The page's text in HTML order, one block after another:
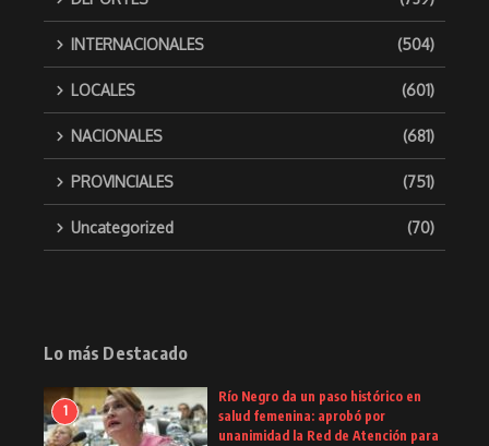
INTERNACIONALES (504)
LOCALES (601)
NACIONALES (681)
PROVINCIALES (751)
Uncategorized (70)
Lo más Destacado
1
Río Negro da un paso histórico en
salud femenina: aprobó por
unanimidad la Red de Atención para